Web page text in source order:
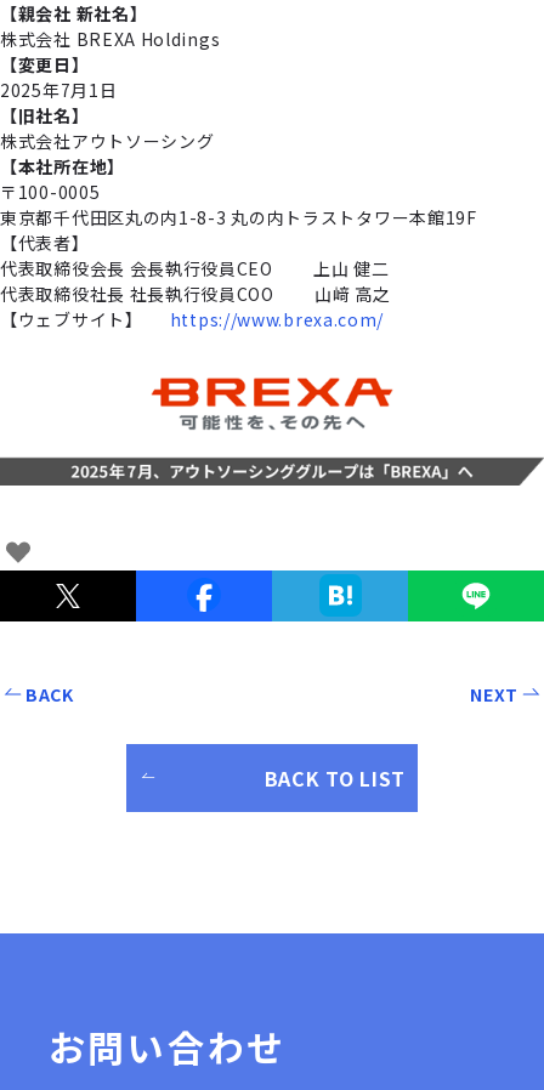
【親会社 新社名】
株式会社 BREXA Holdings
【変更⽇】
2025年7⽉1⽇
【旧社名】
株式会社アウトソーシング
【本社所在地】
〒100-0005
東京都千代⽥区丸の内1-8-3 丸の内トラストタワー本館19F
【代表者】
代表取締役会⻑ 会⻑執⾏役員CEO 上⼭ 健⼆
代表取締役社⻑ 社⻑執⾏役員COO ⼭﨑 ⾼之
【ウェブサイト】 https://www.brexa.com/
BACK
BACK TO LIST
NEXT
お問い合わせ